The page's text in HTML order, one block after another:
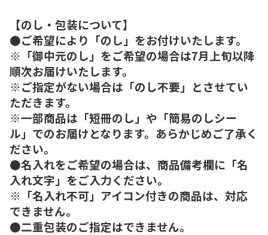
【のし・包装について】
●ご希望により「のし」をお付けいたします。
※「御中元のし」をご希望の場合は7月上旬以降
順次お届けいたします。
※ご指定がない場合は「のし不要」とさせてい
ただきます。
※一部商品は「短冊のし」や「簡易のしシー
ル」でのお届けとなります。あらかじめご了承く
ださい。
●名入れをご希望の場合は、商品備考欄に「名
入れ文字」をご入力ください。
※「名入れ不可」アイコン付きの商品は、対応
できません。
●二重包装のご指定はできません。